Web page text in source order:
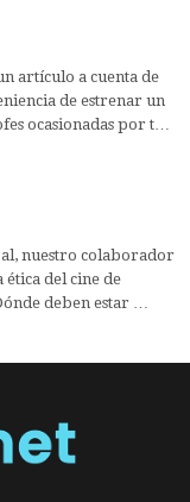
artículo a cuenta de
de estrenar un
ocasionadas por t…
nuestro colaborador
del cine de
deben estar …